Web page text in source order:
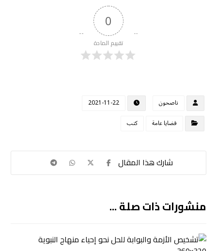
0
تقييم المادة
ناصحون
2021-11-22
قضايا عامة
كتب
منشورات ذات صلة ...